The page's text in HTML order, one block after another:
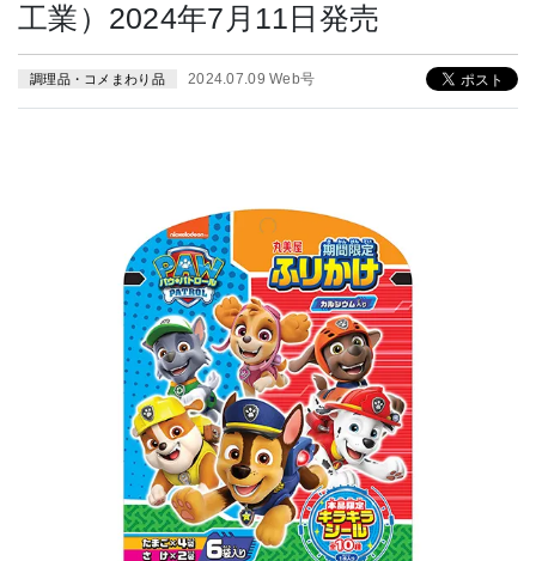
工業）2024年7月11日発売
調理品・コメまわり品 2024.07.09 Web号